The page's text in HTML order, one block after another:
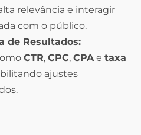
relevância e interagir
com o público.
de Resultados:
CTR, CPC, CPA e taxa
ajustes